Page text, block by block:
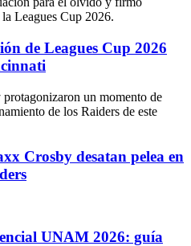
de Leagues Cup 2026
Crosby desatan pelea en
UNAM 2026: guía